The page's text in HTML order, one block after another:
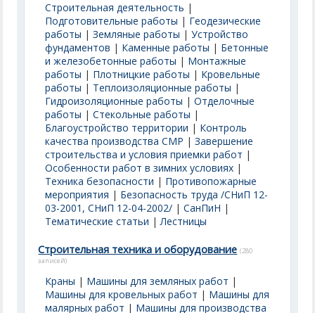
Строительная деятельность |
Подготовительные работы | Геодезические
работы |Земляные работы |Устройство
фундаментов | Каменные работы | Бетонные
и железобетонные работы | Монтажные
работы | Плотницкие работы | Кровельные
работы | Теплоизоляционные работы |
Гидроизоляционные работы |Отделочные
работы |Стекольные работы |
Благоустройство территории | Контроль
качества производства СМР |Завершение
строительства и условия приемки работ |
Особенности работ в зимних условиях |
Техника безопасности | Противопожарные
мероприятия | Безопасность труда /СНиП 12-
03-2001, СНиП 12-04-2002/ |СанПиН |
Тематические статьи |Лестницы
Строительная техника и оборудование (280
записей)
Краны | Машины для земляных работ |
Машины для кровельных работ | Машины для
малярных работ | Машины для производства